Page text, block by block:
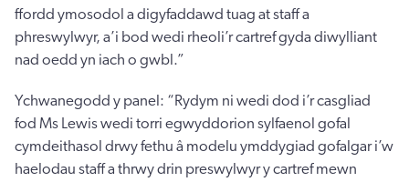
ffordd ymosodol a digyfaddawd tuag at staff a
phreswylwyr, a’i bod wedi rheoli’r cartref gyda diwylliant
nad oedd yn iach o gwbl.”
Ychwanegodd y panel: “Rydym ni wedi dod i’r casgliad
fod Ms Lewis wedi torri egwyddorion sylfaenol gofal
cymdeithasol drwy fethu â modelu ymddygiad gofalgar i’w
haelodau staff a thrwy drin preswylwyr y cartref mewn